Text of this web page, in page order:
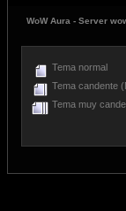
WoW Aura - Server
Tema normal
Tema candente
Tema muy